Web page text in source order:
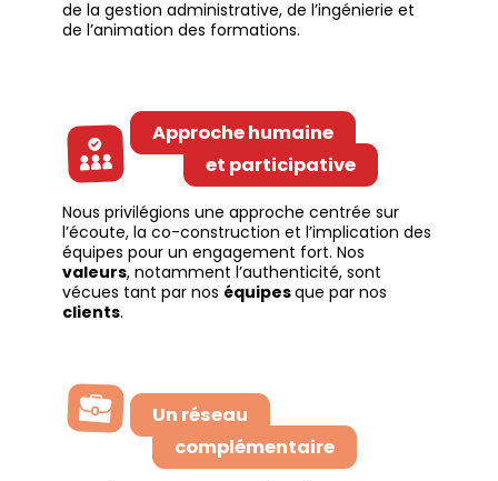
de la gestion administrative, de l’ingénierie et
de l’animation des formations.
Approche humaine
et participative
Nous privilégions une approche centrée sur
l’écoute, la co-construction et l’implication des
équipes pour un engagement fort. Nos
valeurs, notamment l’authenticité, sont
vécues tant par nos équipesque par nos
clients.
Un réseau
complémentaire